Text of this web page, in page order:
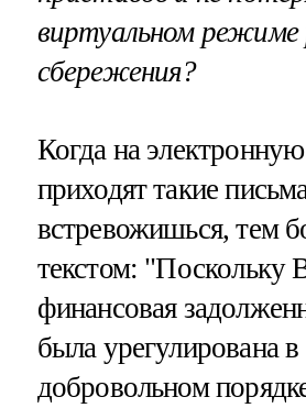
виртуальном режиме
сбережения?
Когда на
приходят такие
встревожишься, тем
текстом: "Поскольку
финансовая
была урегулирована в
добровольном